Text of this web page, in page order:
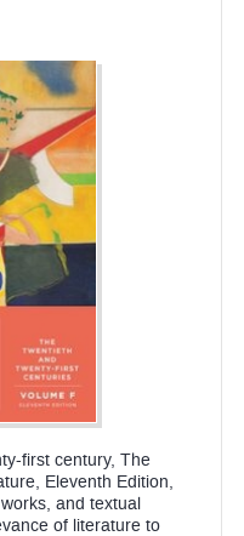
first century, The
Eleventh Edition,
and textual
of literature to